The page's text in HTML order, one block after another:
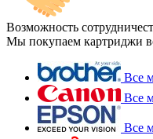
Возможность
Мы покупаем картриджи
Все
Все
Все